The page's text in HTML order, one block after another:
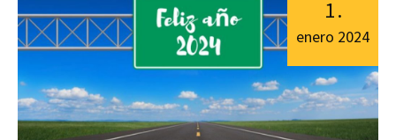
1.
enero 2024